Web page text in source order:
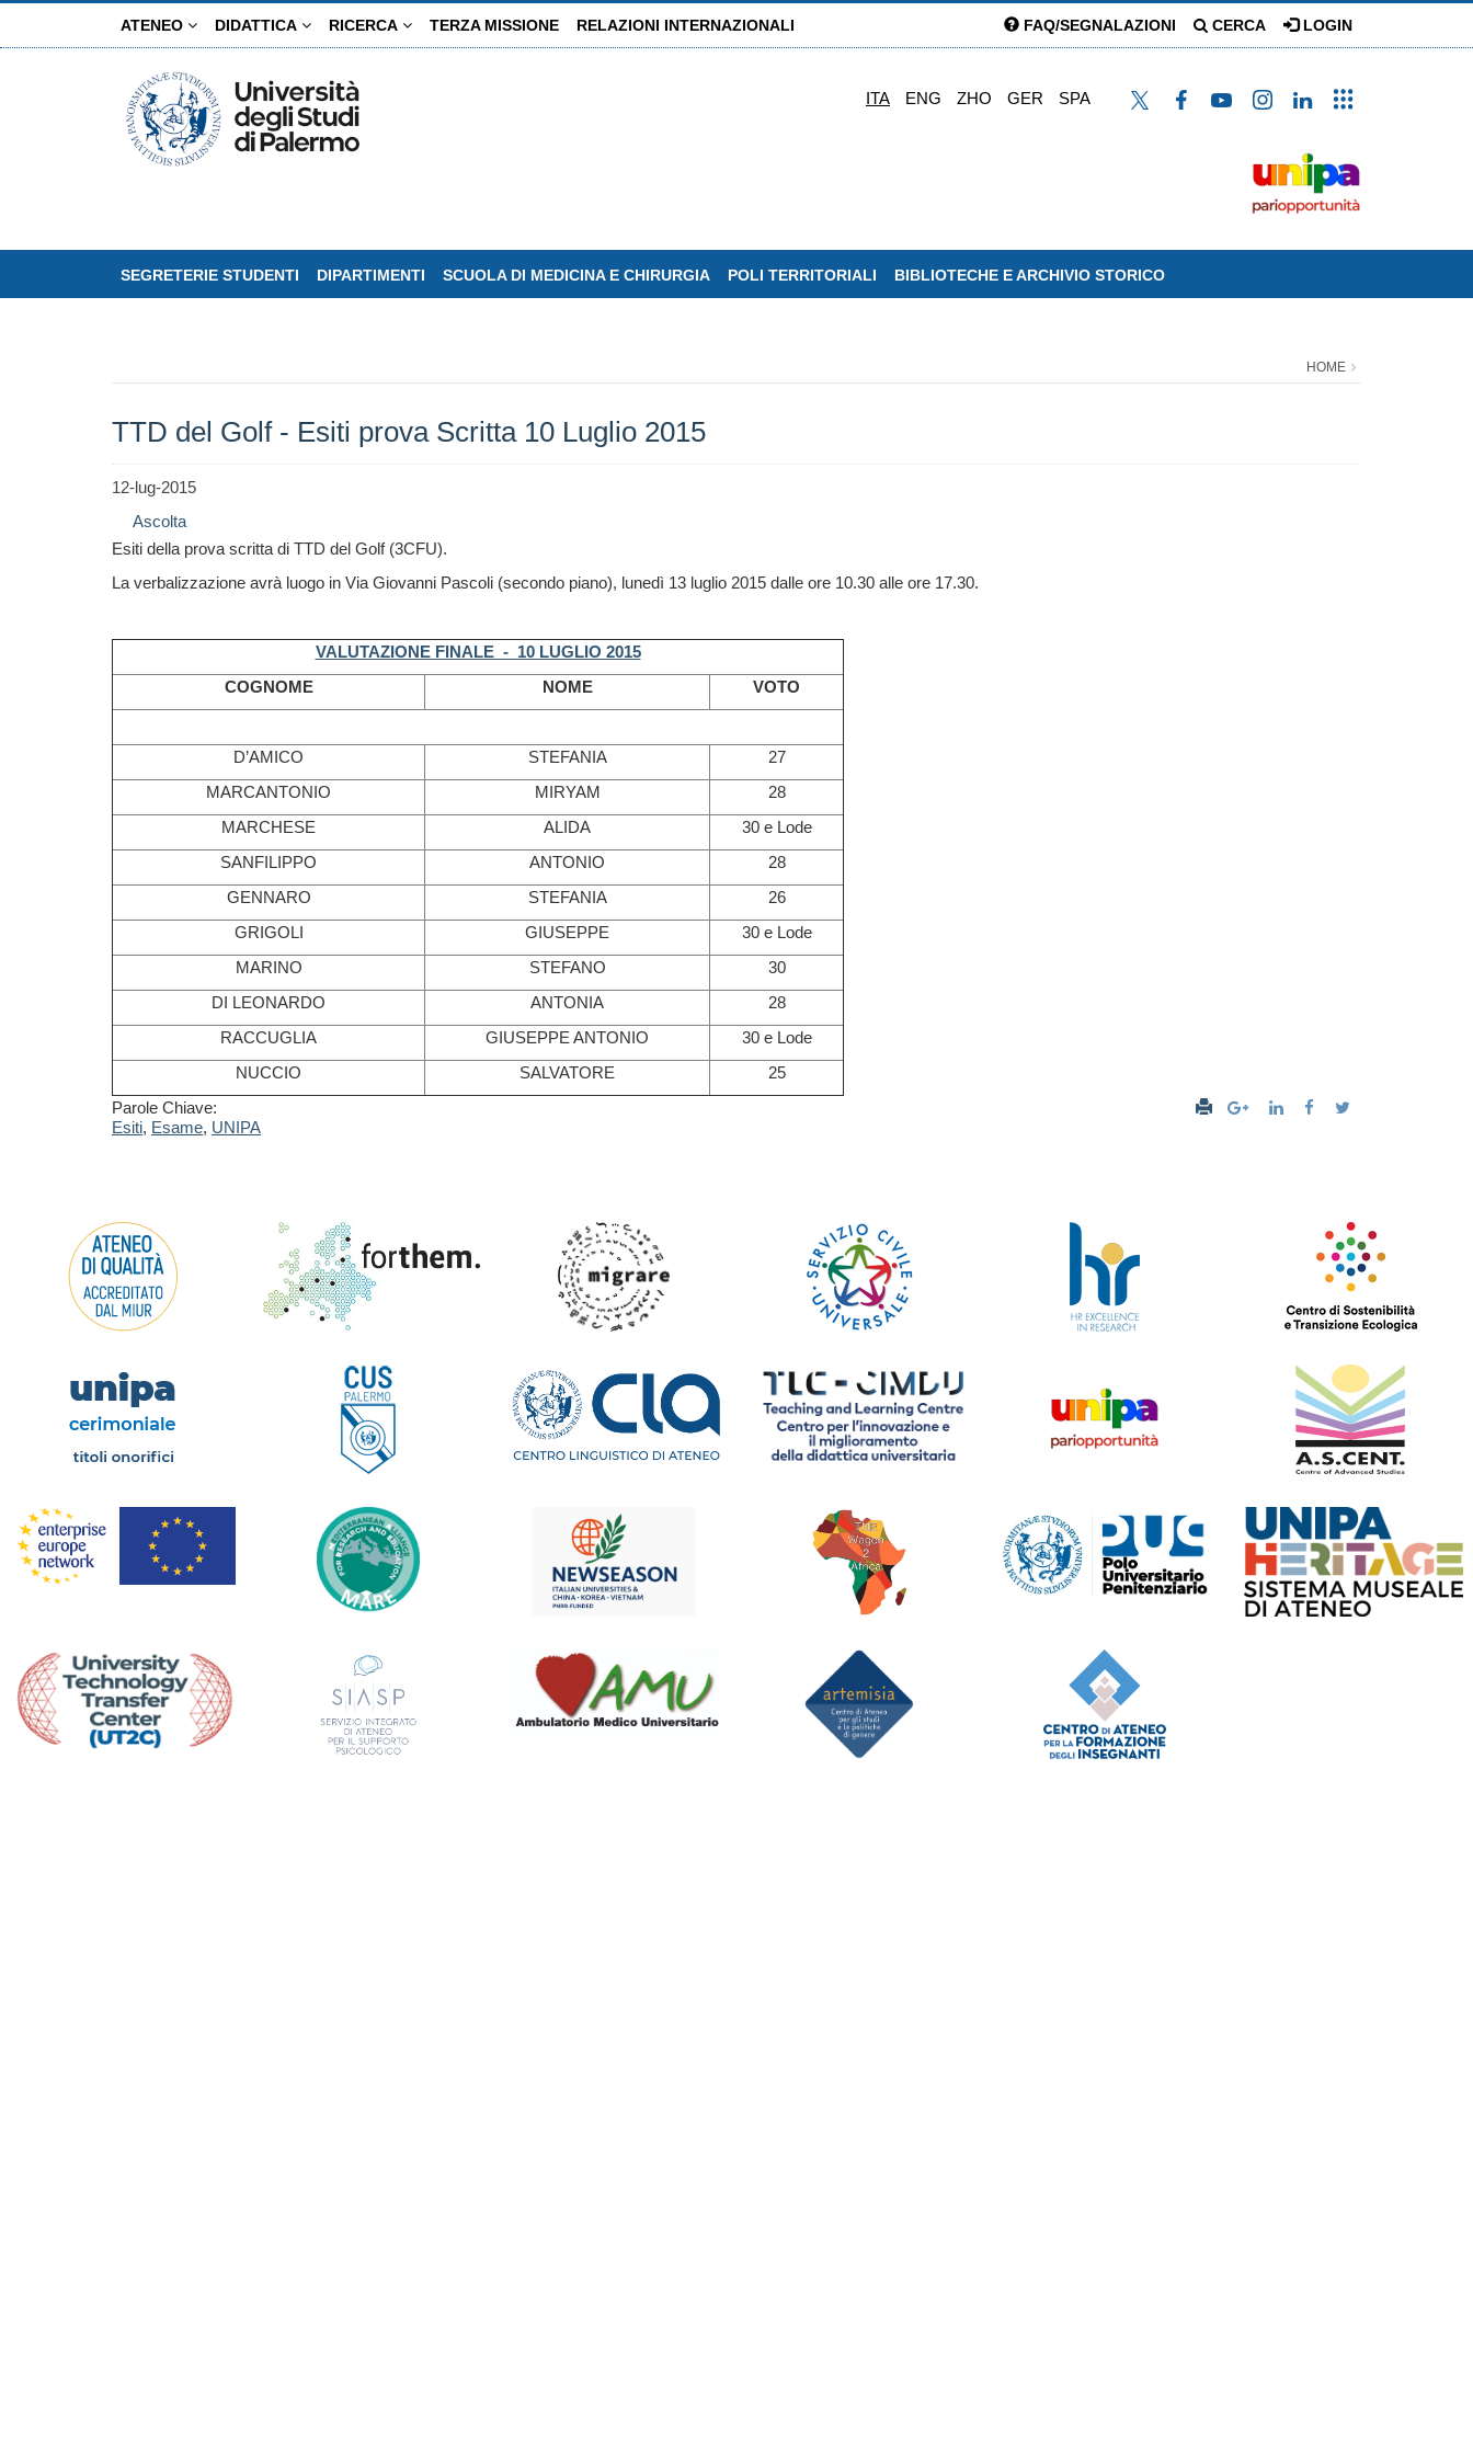
ATENEO DIDATTICA RICERCA TERZA MISSIONE RELAZIONI INTERNAZIONALI FAQ/SEGNALAZIONI CERCA LOGIN
ITA ENG ZHO GER SPA
SEGRETERIE STUDENTI DIPARTIMENTI SCUOLA DI MEDICINA E CHIRURGIA POLI TERRITORIALI BIBLIOTECHE E ARCHIVIO STORICO
HOME
TTD del Golf - Esiti prova Scritta 10 Luglio 2015
12-lug-2015
Ascolta
Esiti della prova scritta di TTD del Golf (3CFU).
La verbalizzazione avrà luogo in Via Giovanni Pascoli (secondo piano), lunedì 13 luglio 2015 dalle ore 10.30 alle ore 17.30.
VALUTAZIONE FINALE - 10 LUGLIO 2015
COGNOME
NOME VOTO
D’AMICO STEFANIA
27
MARCANTONIO
MIRYAM
28
MARCHESE
ALIDA
30 e Lode
SANFILIPPO
ANTONIO
28
GENNARO
STEFANIA
26
GRIGOLI
GIUSEPPE
30 e Lode
MARINO
STEFANO
30
DI LEONARDO
ANTONIA
28
RACCUGLIA
GIUSEPPE ANTONIO
30 e Lode
NUCCIO
SALVATORE
25
Parole Chiave:
Esiti, Esame, UNIPA